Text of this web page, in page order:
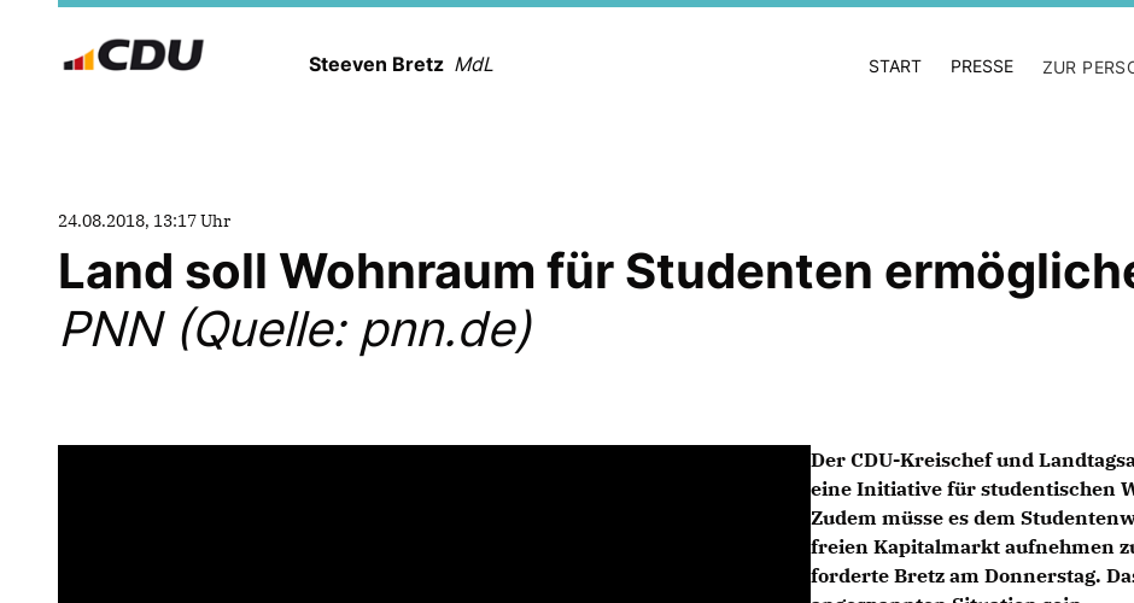
Steeven Bretz MdL START PRESSE ZUR
24.08.2018, 13:17 Uhr
Land soll Wohnraum für Studenten
PNN (Quelle: pnn.de)
Der CDU-Kreischef und
eine Initiative für studentischen
Zudem müsse es dem
freien Kapitalmarkt aufnehmen
forderte Bretz am Donnerstag.